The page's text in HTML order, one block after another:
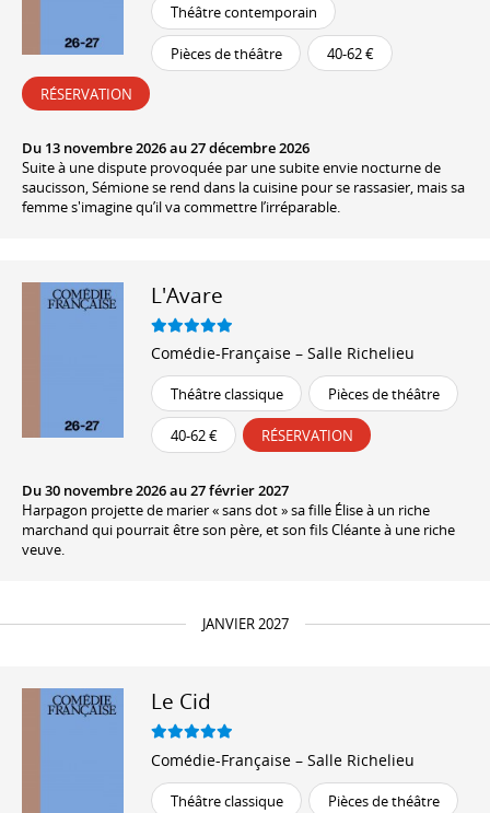
Théâtre contemporain
Pièces de théâtre 40-62 €
RÉSERVATION
Du 13 novembre 2026 au 27 décembre 2026
Suite à une dispute provoquée par une subite envie nocturne de
saucisson, Sémione se rend dans la cuisine pour se rassasier, mais sa
femme s'imagine qu’il va commettre l’irréparable.
L'Avare
Comédie-Française – Salle Richelieu
Théâtre classique Pièces de théâtre
40-62 € RÉSERVATION
Du 30 novembre 2026 au 27 février 2027
Harpagon projette de marier « sans dot » sa fille Élise à un riche
marchand qui pourrait être son père, et son fils Cléante à une riche
veuve.
JANVIER 2027
Le Cid
Comédie-Française – Salle Richelieu
Théâtre classique Pièces de théâtre